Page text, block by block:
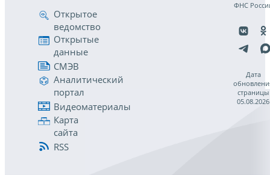
Открытое
ведомство
Открытые
данные
СМЭВ
Аналитический
портал
Видеоматериалы
Карта
сайта
RSS
ФНС
Дата
страницы
05.08.2026